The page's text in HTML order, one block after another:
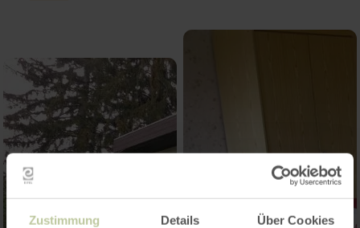
Zustimmung Details Über Cookies